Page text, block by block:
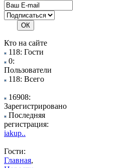
Кто на сайте
118: Гости
0:
Пользователи
118: Всего
16908:
Зарегистрировано
Последняя
регистрация:
iakup..
Гости:
Главная,